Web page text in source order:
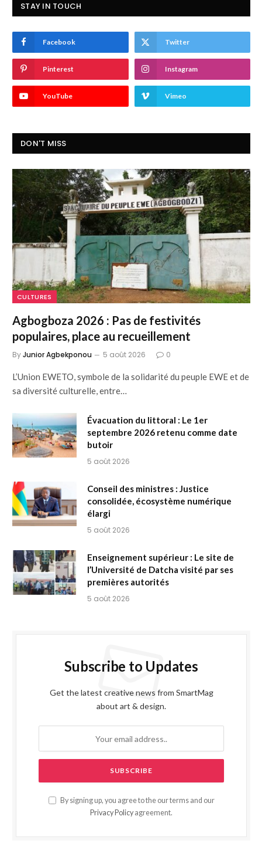
STAY IN TOUCH
Facebook Twitter
Pinterest Instagram
YouTube Vimeo
DON'T MISS
CULTURES
Agbogboza 2026 : Pas de festivités
populaires, place au recueillement
ByJunior Agbekponou 5 août 2026 0
L’Union EWETO, symbole de la solidarité du peuple EWE et de
sa diversité culturelle, entre…
Évacuation du littoral : Le 1er
septembre 2026 retenu comme date
butoir
5 août 2026
Conseil des ministres : Justice
consolidée, écosystème numérique
élargi
5 août 2026
Enseignement supérieur : Le site de
l’Université de Datcha visité par ses
premières autorités
5 août 2026
Subscribe to Updates
Get the latest creative news from SmartMag
about art & design.
By signing up, you agree to the our terms and our
Privacy Policy agreement.